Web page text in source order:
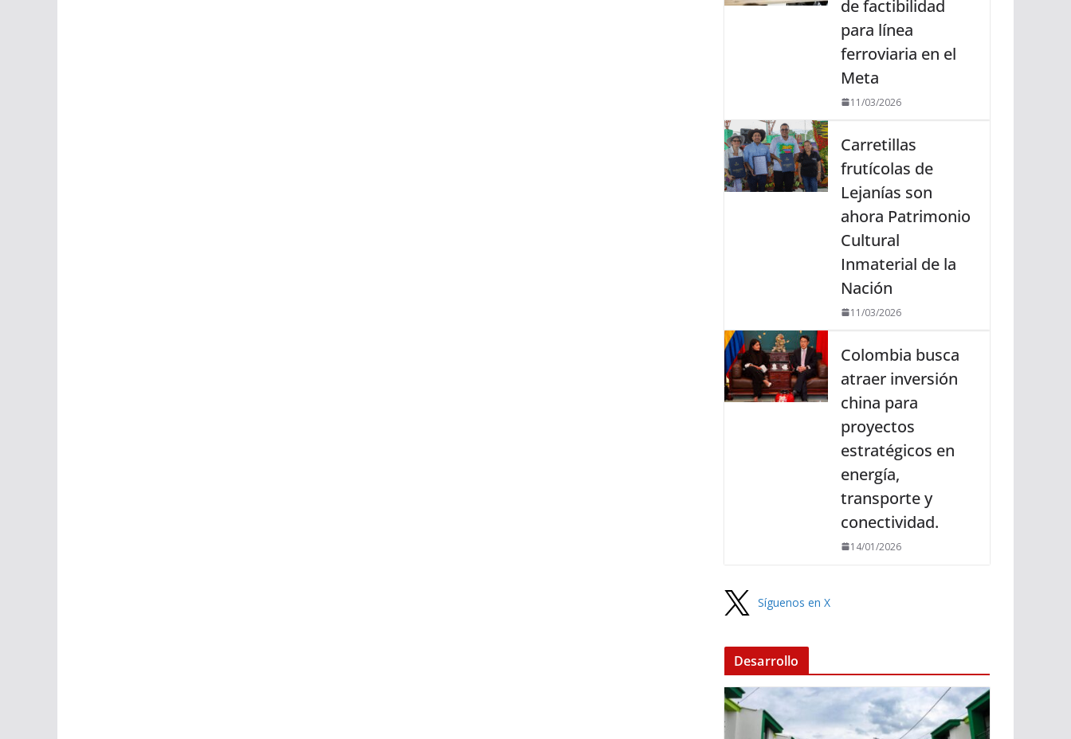
de factibilidad
para línea
ferroviaria en el
Meta
11/03/2026
Carretillas
frutícolas de
Lejanías son
ahora Patrimonio
Cultural
Inmaterial de la
Nación
11/03/2026
Colombia busca
atraer inversión
china para
proyectos
estratégicos en
energía,
transporte y
conectividad.
14/01/2026
Síguenos en X
Desarrollo